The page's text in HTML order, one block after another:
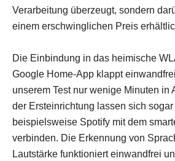
Verarbeitung überzeugt, sondern
einem erschwinglichen Preis
Die Einbindung in das heimische
Google Home-App klappt
unserem Test nur wenige Minuten in
der Ersteinrichtung lassen sich
beispielsweise Spotify mit dem
verbinden. Die Erkennung von
Lautstärke funktioniert einwandfrei